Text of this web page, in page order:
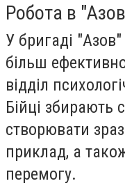
Робота в
У бригаді
більш
відділ
Бійці збирають
створювати
приклад, а
перемогу.